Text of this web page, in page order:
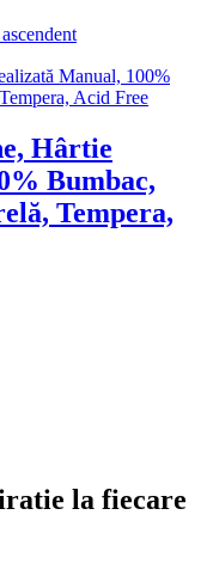
Hârtie
Bumbac,
Tempera,
la fiecare